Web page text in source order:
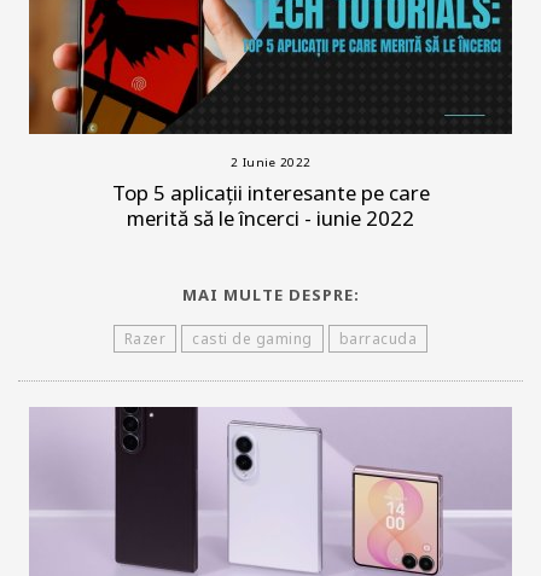
2 Iunie 2022
Top 5 aplicații interesante pe care
merită să le încerci - iunie 2022
MAI MULTE DESPRE:
Razer casti de gaming barracuda